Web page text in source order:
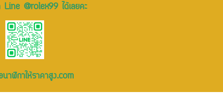
Line @rolex99 ได้เลยคะ
าฬิกาให้ราคาสูง.com